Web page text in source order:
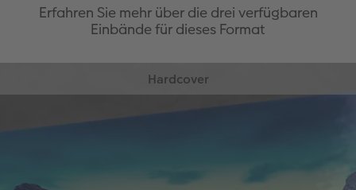
Erfahren Sie mehr über die drei verfügbaren
Einbände für dieses Format